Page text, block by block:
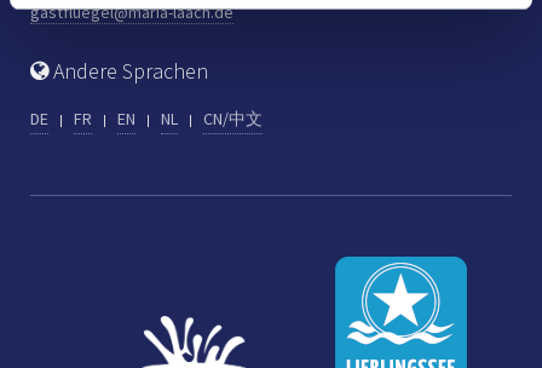
gastfluegel@maria-laach.de
Andere Sprachen
DE FR EN NL CN/中文